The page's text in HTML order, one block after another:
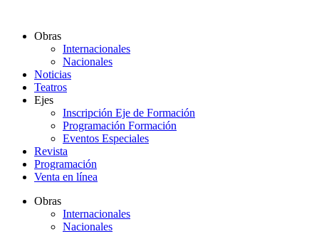
contenidoObras
Internacionales
Nacionales
Noticias
Teatros
Ejes
Inscripción Eje de Formación
Programación Formación
Eventos Especiales
Revista
Programación
Venta en línea
Obras
Internacionales
Nacionales